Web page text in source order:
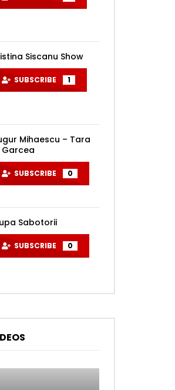
Siscanu Show
SUBSCRIBE 1
Mihaescu – Tara
Garcea
SUBSCRIBE 0
Sabotorii
SUBSCRIBE 0